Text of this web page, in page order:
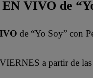
VIVO de
de “Yo Soy” con
a partir de